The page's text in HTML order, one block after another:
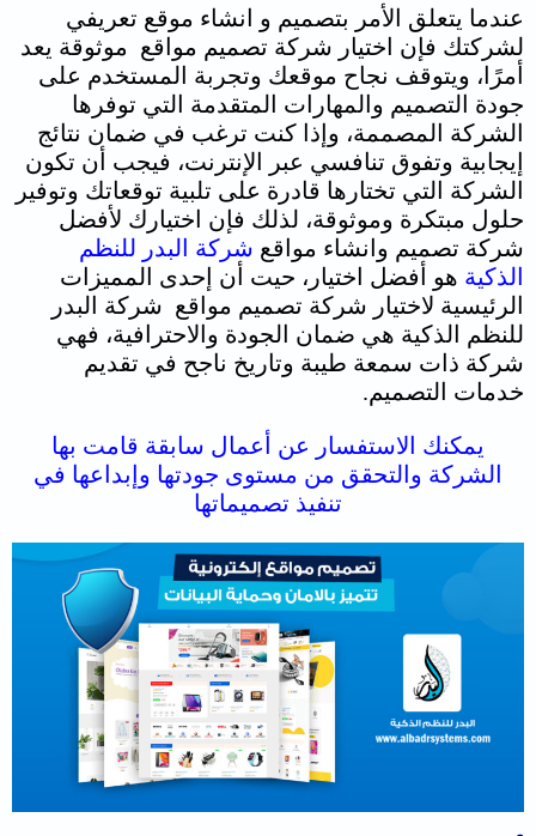
عندما يتعلق الأمر بتصميم و انشاء موقع تعريفي
لشركتك فإن اختيار شركة تصميم مواقع موثوقة يعد
أمرًا، ويتوقف نجاح موقعك وتجربة المستخدم على
جودة التصميم والمهارات المتقدمة التي توفرها
الشركة المصممة، و إذا كنت ترغب في ضمان نتائج
إيجابية وتفوق تنافسي عبر الإنترنت، فيجب أن تكون
الشركة التي تختارها قادرة على تلبية توقعاتك وتوفير
حلول مبتكرة وموثوقة، لذلك فإن اختيارك لأفضل
شركة تصميم وانشاء مواقع شركة البدر للنظم
الذكية هو أفضل اختيار، حيت أن إحدى المميزات
الرئيسية لاختيار شركة تصميم مواقع شركة البدر
للنظم الذكية هي ضمان الجودة والاحترافية، فهي
شركة ذات سمعة طيبة وتاريخ ناجح في تقديم
خدمات التصميم.
يمكنك الاستفسار عن أعمال سابقة قامت بها
الشركة والتحقق من مستوى جودتها وإبداعها في
تنفيذ تصميماتها